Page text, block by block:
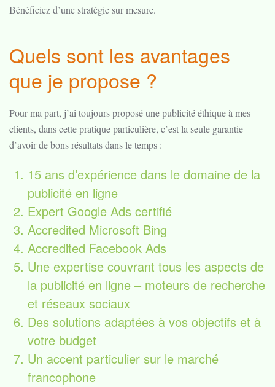
Bénéficiez d’une stratégie sur mesure.
Quels sont les avantages
que je propose ?
Pour ma part, j’ai toujours proposé une publicité éthique à mes
clients, dans cette pratique particulière, c’est la seule garantie
d’avoir de bons résultats dans le temps :
15 ans d’expérience dans le domaine de la
publicité en ligne
Expert Google Ads certifié
Accredited Microsoft Bing
Accredited Facebook Ads
Une expertise couvrant tous les aspects de
la publicité en ligne – moteurs de recherche
et réseaux sociaux
Des solutions adaptées à vos objectifs et à
votre budget
Un accent particulier sur le marché
francophone